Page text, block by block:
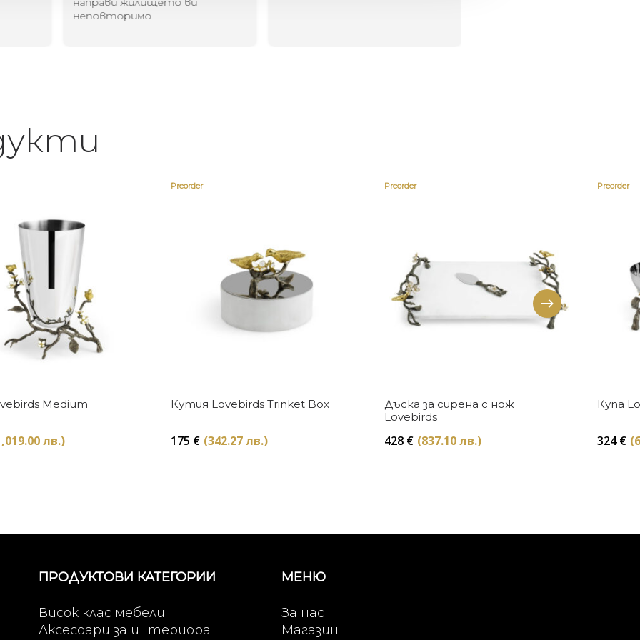
неповторимо
Купи
Medium
лв.)
Preorder
Купи
Кутия Lovebirds Trinket Box
175 € (342.27 лв.)
Preorder
Купи
Дъска за сирена с нож
Lovebirds
428 € (837.10 лв.)
Preorder
Купа
324€
ПРОДУКТОВИ КАТЕГОРИИ
Висок клас мебели
Аксесоари за интериора
МЕНЮ
За нас
Магазин